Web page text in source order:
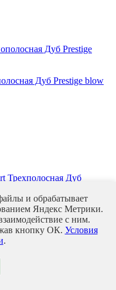
Дуб Prestige blow
Дуб Лайвли
и обрабатывает
Яндекс Метрики.
с ним.
кнопку ОК. Условия
.